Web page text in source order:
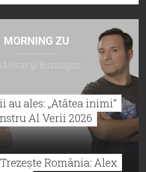
MORNING ZU
Morar şi Buzdugan
au ales: „Atâtea inimi”
Al Verii 2026
România: Alex